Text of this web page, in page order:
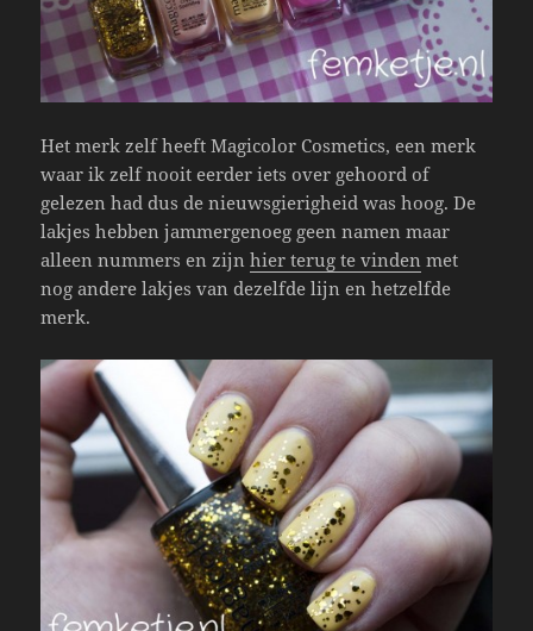
Het merk zelf heeft Magicolor Cosmetics, een merk
waar ik zelf nooit eerder iets over gehoord of
gelezen had dus de nieuwsgierigheid was hoog. De
lakjes hebben jammergenoeg geen namen maar
alleen nummers en zijnhier terug te vinden met
nog andere lakjes van dezelfde lijn en hetzelfde
merk.